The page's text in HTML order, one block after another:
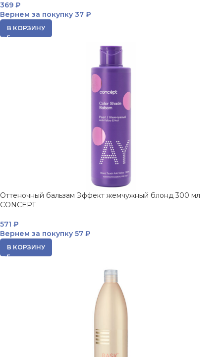
369 ₽
Вернем за покупку 37 ₽
В КОРЗИНУ
Оттеночный бальзам Эффект жемчужный блонд 300 мл
CONCEPT
571 ₽
Вернем за покупку 57 ₽
В КОРЗИНУ